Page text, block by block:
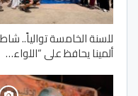
للسنة الخامسة توالياً..
ألمينا يحافظ على “اللواء…